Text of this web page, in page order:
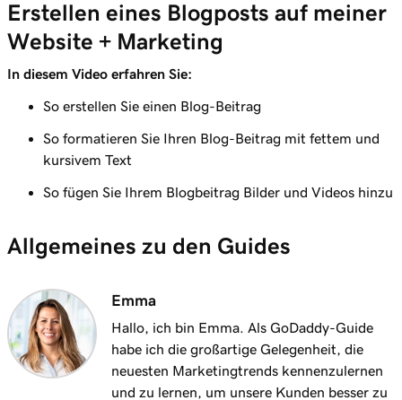
Lektion 7 (von 10)
Hinzufügen einer Spendenschaltfläche zu
meinem Blog
Lektion 8 (von 10)
Hinzufügen eines Blogs zu Ihrer Website
Lektion 9 (von 10)
Erstellen Sie einen Blog-Beitrag auf meiner
3m 24s
Lektion 10 (von 10)
Erstellen eines Blogposts auf meiner
Website + Marketing
In diesem Video erfahren Sie:
So erstellen Sie einen Blog-Beitrag
So formatieren Sie Ihren Blog-Beitrag mit fettem und
kursivem Text
So fügen Sie Ihrem Blogbeitrag Bilder und Videos hinzu
Allgemeines zu den Guides
Emma
Hallo, ich bin Emma. Als GoDaddy-Guide
habe ich die großartige Gelegenheit, die
neuesten Marketingtrends kennenzulernen
und zu lernen, um unsere Kunden besser zu